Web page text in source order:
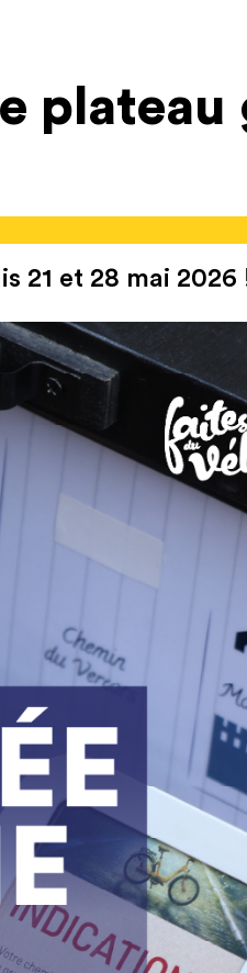
21 et 28 mai 2026